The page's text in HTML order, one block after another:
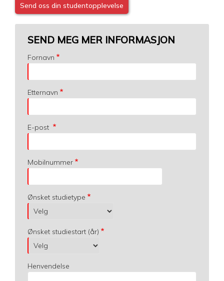
Send oss din studentopplevelse
SEND MEG MER INFORMASJON
Fornavn
Etternavn
E-post
Mobilnummer
Ønsket studietype
Ønsket studiestart (år)
Henvendelse